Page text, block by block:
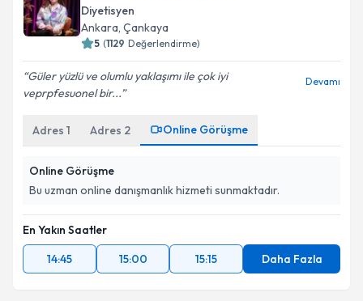
Diyetisyen
Ankara, Çankaya
5 (1129 Değerlendirme)
Güler yüzlü ve olumlu yaklaşımı ile çok iyi
veprpfesuonel bir...
Devamı
Adres 1 Adres 2 Online Görüşme
Online Görüşme
Bu uzman online danışmanlık hizmeti sunmaktadır.
En Yakın Saatler
14:45
15:00 15:15 Daha Fazla